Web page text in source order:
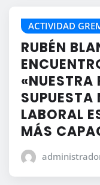
ACTIVIDAD
RUBÉN
«NUESTRA
LABORAL
MÁS